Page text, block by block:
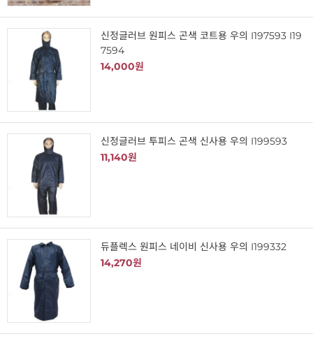
신정글러브 원피스 곤색 코트용 우의 I197593 I19
7594
14,000원
신정글러브 투피스 곤색 신사용 우의 I199593
11,140원
듀플렉스 원피스 네이비 신사용 우의 I199332
14,270원